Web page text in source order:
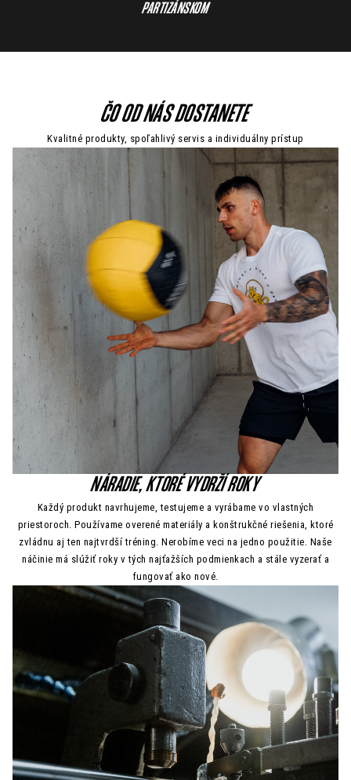
PARTIZÁNSKOM
ČO OD NÁS DOSTANETE
Kvalitné produkty, spoľahlivý servis a individuálny prístup
NÁRADIE, KTORÉ VYDRŽÍ ROKY
Každý produkt navrhujeme, testujeme a vyrábame vo vlastných
priestoroch. Používame overené materiály a konštrukčné riešenia, ktoré
zvládnu aj ten najtvrdší tréning. Nerobíme veci na jedno použitie. Naše
náčinie má slúžiť roky v tých najťažších podmienkach a stále vyzerať a
fungovať ako nové.